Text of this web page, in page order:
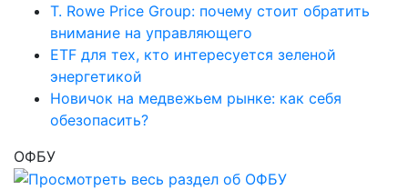
T. Rowe Price Group: почему стоит обратить
внимание на управляющего
ETF для тех, кто интересуется зеленой
энергетикой
Новичок на медвежьем рынке: как себя
обезопасить?
ОФБУ